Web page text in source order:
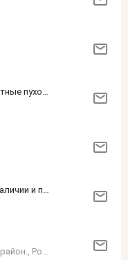
Marina 🌟BATTERFLEI 🌟элегантные пуховики
NATALI итальянская обувь в наличии и под заказ
Москва, ВДНХ, Останкинский район., Россия